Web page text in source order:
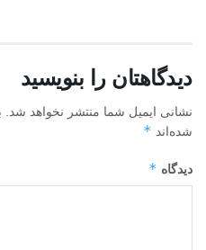
دیدگاهتان را بنویسید
نشانی ایمیل شما منتشر نخواهد شد.
شده‌اند *
دیدگاه *